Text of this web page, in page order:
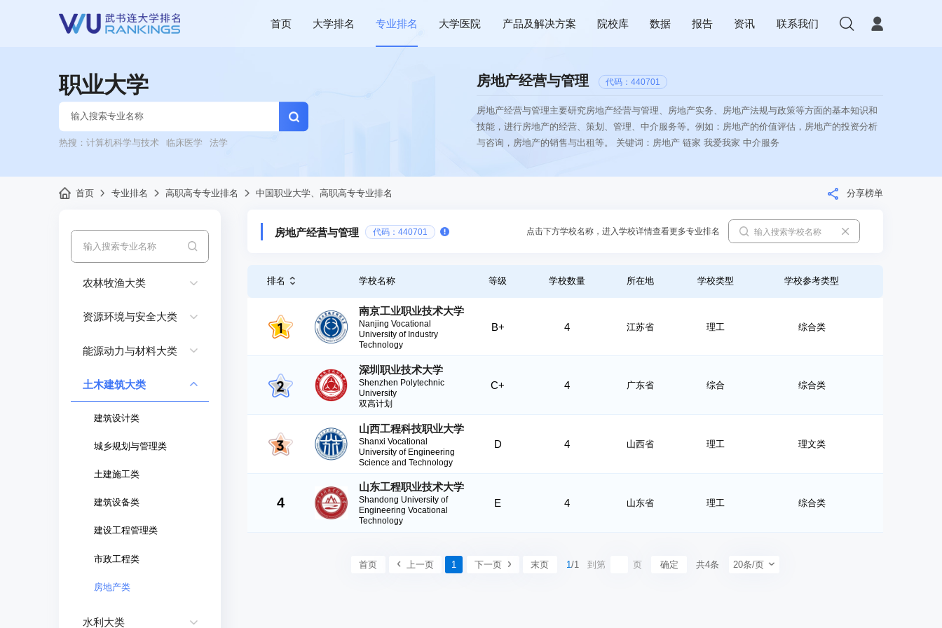
首页 大学排名 专业排名 大学医院 产品及解决方案 院校库 数据 报告 资讯 联系我们
职业大学
热搜： 计算机科学与技术 临床医学 法学
房地产经营与管理 代码：440701
房地产经营与管理主要研究房地产经营与管理、房地产实务、房地产法规与政策等方面的基本知识和
技能，进行房地产的经营、策划、管理、中介服务等。例如：房地产的价值评估，房地产的投资分析
与咨询，房地产的销售与出租等。 关键词：房地产 链家 我爱我家 中介服务
首页 专业排名 高职高专专业排名 中国职业大学、高职高专专业排名 分享榜单
农林牧渔大类
资源环境与安全大类
能源动力与材料大类
土木建筑大类
建筑设计类
城乡规划与管理类
土建施工类
建筑设备类
建设工程管理类
市政工程类
房地产类
水利大类
房地产经营与管理 代码：440701 点击下方学校名称，进入学校详情查看更多专业排名
排名 学校名称 等级 学校数量 所在地 学校类型 学校参考类型
南京工业职业技术大学
Nanjing Vocational
University of Industry
Technology
B+ 4 江苏省 理工 综合类
深圳职业技术大学
Shenzhen Polytechnic
University
双高计划
C+ 4 广东省 综合 综合类
山西工程科技职业大学
Shanxi Vocational
University of Engineering
Science and Technology
D 4 山西省 理工 理文类
4
山东工程职业技术大学
Shandong University of
Engineering Vocational
Technology
E 4 山东省 理工 综合类
首页 上一页 1 下一页 末页 1/1 到第 页 确定 共4条 20条/页